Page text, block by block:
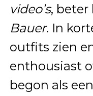
video’s, beter
Bauer. In
outfits zien
enthousiast
begon als